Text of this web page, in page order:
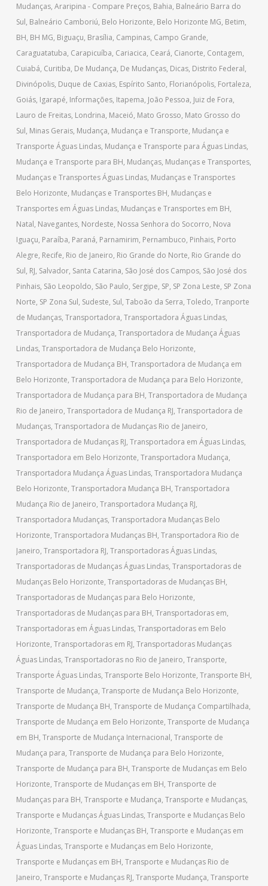
Mudanças, Araripina - Compare Preços, Bahia, Balneário Barra do
Sul, Balneário Camboriú, Belo Horizonte, Belo Horizonte MG, Betim,
BH, BH MG, Biguaçu, Brasília, Campinas, Campo Grande,
Caraguatatuba, Carapicuíba, Cariacica, Ceará, Cianorte, Contagem,
Cuiabá, Curitiba, De Mudança, De Mudanças, Dicas, Distrito Federal,
Divinópolis, Duque de Caxias, Espírito Santo, Florianópolis, Fortaleza,
Goiás, Igarapé, Informações, Itapema, João Pessoa, Juiz de Fora,
Lauro de Freitas, Londrina, Maceió, Mato Grosso, Mato Grosso do
Sul, Minas Gerais, Mudança, Mudança e Transporte, Mudança e
Transporte Águas Lindas, Mudança e Transporte para Águas Lindas,
Mudança e Transporte para BH, Mudanças, Mudanças e Transportes,
Mudanças e Transportes Águas Lindas, Mudanças e Transportes
Belo Horizonte, Mudanças e Transportes BH, Mudanças e
Transportes em Águas Lindas, Mudanças e Transportes em BH,
Natal, Navegantes, Nordeste, Nossa Senhora do Socorro, Nova
Iguaçu, Paraíba, Paraná, Parnamirim, Pernambuco, Pinhais, Porto
Alegre, Recife, Rio de Janeiro, Rio Grande do Norte, Rio Grande do
Sul, RJ, Salvador, Santa Catarina, São José dos Campos, São José dos
Pinhais, São Leopoldo, São Paulo, Sergipe, SP, SP Zona Leste, SP Zona
Norte, SP Zona Sul, Sudeste, Sul, Taboão da Serra, Toledo, Tranporte
de Mudanças, Transportadora, Transportadora Águas Lindas,
Transportadora de Mudança, Transportadora de Mudança Águas
Lindas, Transportadora de Mudança Belo Horizonte,
Transportadora de Mudança BH, Transportadora de Mudança em
Belo Horizonte, Transportadora de Mudança para Belo Horizonte,
Transportadora de Mudança para BH, Transportadora de Mudança
Rio de Janeiro, Transportadora de Mudança RJ, Transportadora de
Mudanças, Transportadora de Mudanças Rio de Janeiro,
Transportadora de Mudanças RJ, Transportadora em Águas Lindas,
Transportadora em Belo Horizonte, Transportadora Mudança,
Transportadora Mudança Águas Lindas, Transportadora Mudança
Belo Horizonte, Transportadora Mudança BH, Transportadora
Mudança Rio de Janeiro, Transportadora Mudança RJ,
Transportadora Mudanças, Transportadora Mudanças Belo
Horizonte, Transportadora Mudanças BH, Transportadora Rio de
Janeiro, Transportadora RJ, Transportadoras Águas Lindas,
Transportadoras de Mudanças Águas Lindas, Transportadoras de
Mudanças Belo Horizonte, Transportadoras de Mudanças BH,
Transportadoras de Mudanças para Belo Horizonte,
Transportadoras de Mudanças para BH, Transportadoras em,
Transportadoras em Águas Lindas, Transportadoras em Belo
Horizonte, Transportadoras em RJ, Transportadoras Mudanças
Águas Lindas, Transportadoras no Rio de Janeiro, Transporte,
Transporte Águas Lindas, Transporte Belo Horizonte, Transporte BH,
Transporte de Mudança, Transporte de Mudança Belo Horizonte,
Transporte de Mudança BH, Transporte de Mudança Compartilhada,
Transporte de Mudança em Belo Horizonte, Transporte de Mudança
em BH, Transporte de Mudança Internacional, Transporte de
Mudança para, Transporte de Mudança para Belo Horizonte,
Transporte de Mudança para BH, Transporte de Mudanças em Belo
Horizonte, Transporte de Mudanças em BH, Transporte de
Mudanças para BH, Transporte e Mudança, Transporte e Mudanças,
Transporte e Mudanças Águas Lindas, Transporte e Mudanças Belo
Horizonte, Transporte e Mudanças BH, Transporte e Mudanças em
Águas Lindas, Transporte e Mudanças em Belo Horizonte,
Transporte e Mudanças em BH, Transporte e Mudanças Rio de
Janeiro, Transporte e Mudanças RJ, Transporte Mudança, Transporte